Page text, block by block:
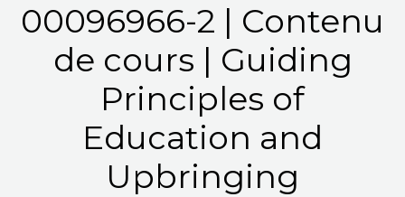
00096966-2 | Contenu
de cours | Guiding
Principles of
Education and
Upbringing